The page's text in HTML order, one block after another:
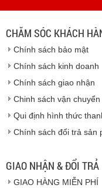
Vinhempich
CHĂM SÓC KHÁCH
Chính sách bảo mật
Chính sách kinh doanh
Chính sách giao nhận
Chinh sách vận chuyển
Qui định hình thức
Chính sách đổi trả sản
GIAO NHẬN & ĐỔI TRẢ
GIAO HÀNG MIỄN PHÍ